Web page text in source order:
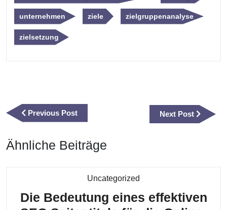
unternehmen ziele zielgruppenanalyse
zielsetzung
Previous PostPrevious
Post
Next Post
Next
Post
Ähnliche Beiträge
Uncategorized
Die Bedeutung eines effektiven